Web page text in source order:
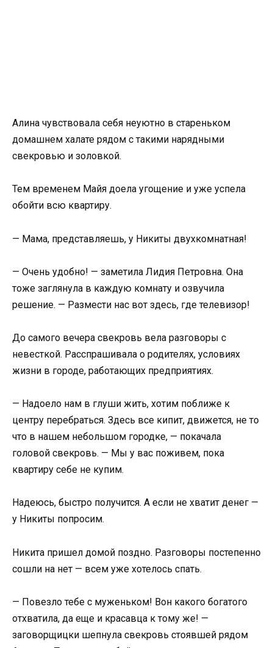
Алина чувствовала себя неуютно в стареньком
домашнем халате рядом с такими нарядными
свекровью и золовкой.
Тем временем Майя доела угощение и уже успела
обойти всю квартиру.
— Мама, представляешь, у Никиты двухкомнатная!
— Очень удобно! — заметила Лидия Петровна. Она
тоже заглянула в каждую комнату и озвучила
решение. — Размести нас вот здесь, где телевизор!
До самого вечера свекровь вела разговоры с
невесткой. Расспрашивала о родителях, условиях
жизни в городе, работающих предприятиях.
— Надоело нам в глуши жить, хотим поближе к
центру перебраться. Здесь все кипит, движется, не то
что в нашем небольшом городке, — покачала
головой свекровь. — Мы у вас поживем, пока
квартиру себе не купим.
Надеюсь, быстро получится. А если не хватит денег —
у Никиты попросим.
Никита пришел домой поздно. Разговоры постепенно
сошли на нет — всем уже хотелось спать.
— Повезло тебе с муженьком! Вон какого богатого
отхватила, да еще и красавца к тому же! —
заговорщицки шепнула свекровь стоявшей рядом